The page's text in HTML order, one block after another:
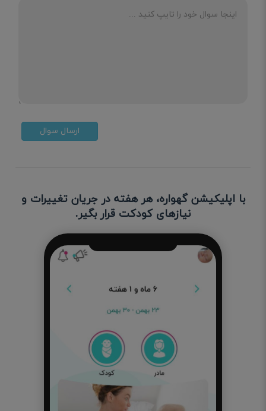
ارسال سوال
با اپلیکیشن گهواره، هر هفته در جریان تغییرات و
نیازهای کودکت قرار بگیر.